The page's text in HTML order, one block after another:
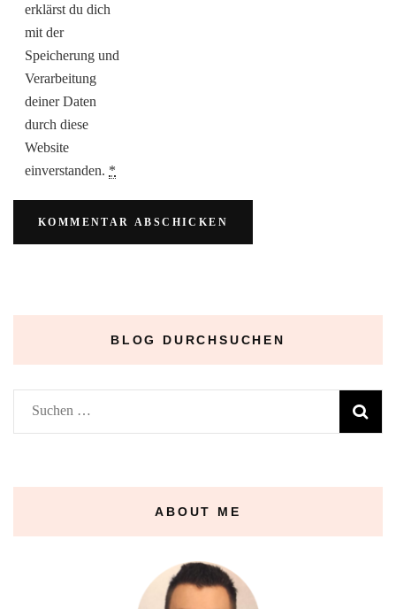
erklärst du dich
mit der
Speicherung und
Verarbeitung
deiner Daten
durch diese
Website
einverstanden. *
BLOG DURCHSUCHEN
Suchen
nach:
ABOUT ME